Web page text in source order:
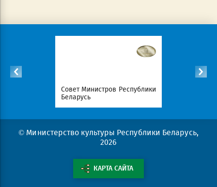
Совет Министров Республики
Беларусь
© Министерство культуры Республики Беларусь,
2026
КАРТА САЙТА